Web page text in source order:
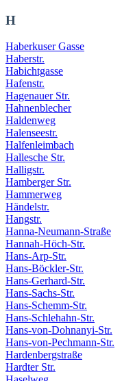
H
Haberkuser Gasse
Haberstr.
Habichtgasse
Hafenstr.
Hagenauer Str.
Hahnenblecher
Haldenweg
Halenseestr.
Halfenleimbach
Hallesche Str.
Halligstr.
Hamberger Str.
Hammerweg
Händelstr.
Hangstr.
Hanna-Neumann-Straße
Hannah-Höch-Str.
Hans-Arp-Str.
Hans-Böckler-Str.
Hans-Gerhard-Str.
Hans-Sachs-Str.
Hans-Schemm-Str.
Hans-Schlehahn-Str.
Hans-von-Dohnanyi-Str.
Hans-von-Pechmann-Str.
Hardenbergstraße
Hardter Str.